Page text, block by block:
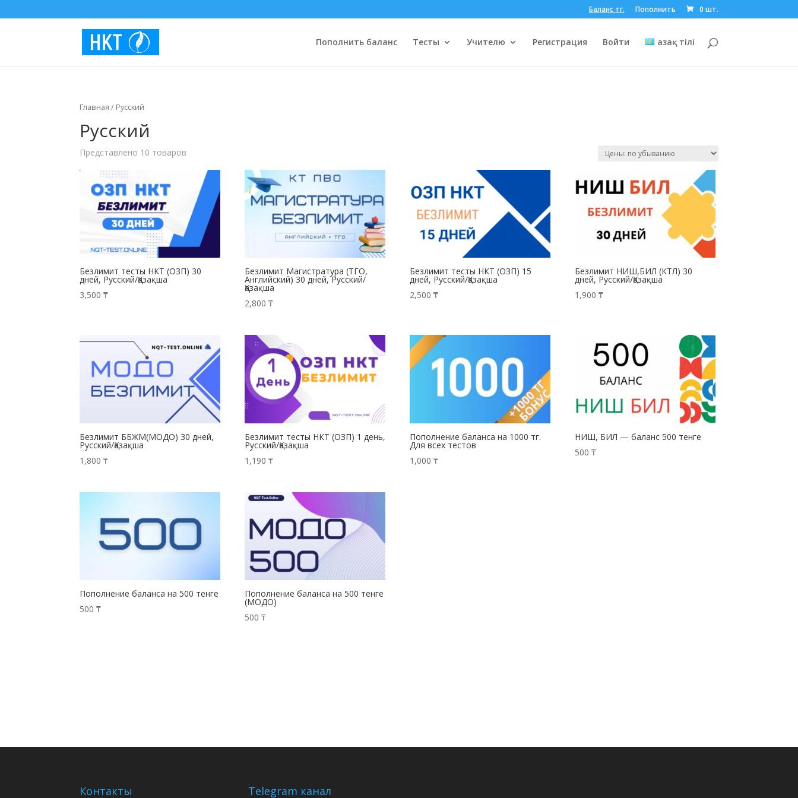
Баланс тг. Пополнить 0 шт.
Пополнить баланс Тесты Учителю Регистрация Войти Қазақ тілі
Главная / Русский
Русский
Представлено 10 товаров
Безлимит тесты НКТ (ОЗП) 30
дней, Русский/Қазақша
3,500₸
Безлимит Магистратура (ТГО,
Английский) 30 дней, Русский/
Қазақша
2,800₸
Безлимит тесты НКТ (ОЗП) 15
дней, Русский/Қазақша
2,500₸
Безлимит НИШ,БИЛ (КТЛ) 30
дней, Русский/Қазақша
1,900₸
Безлимит ББЖМ(МОДО) 30 дней,
Русский/Қазақша
1,800₸
Безлимит тесты НКТ (ОЗП) 1 день,
Русский/Қазақша
1,190₸
Пополнение баланса на 1000 тг.
Для всех тестов
1,000₸
НИШ, БИЛ — баланс 500 тенге
500₸
Пополнение баланса на 500 тенге
500₸
Пополнение баланса на 500 тенге
(МОДО)
500₸
Контакты Telegram канал